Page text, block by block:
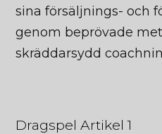
sina försäljnings- och
genom beprövade
skräddarsydd
Dragspel Artikel 1